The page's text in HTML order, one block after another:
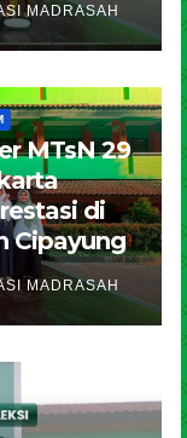
MADRASAH
MTsN 29
di
Cipayung
MADRASAH